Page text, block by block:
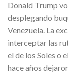
Donald Trump
desplegando
Venezuela. La
interceptar las
el de los Soles o
hace años